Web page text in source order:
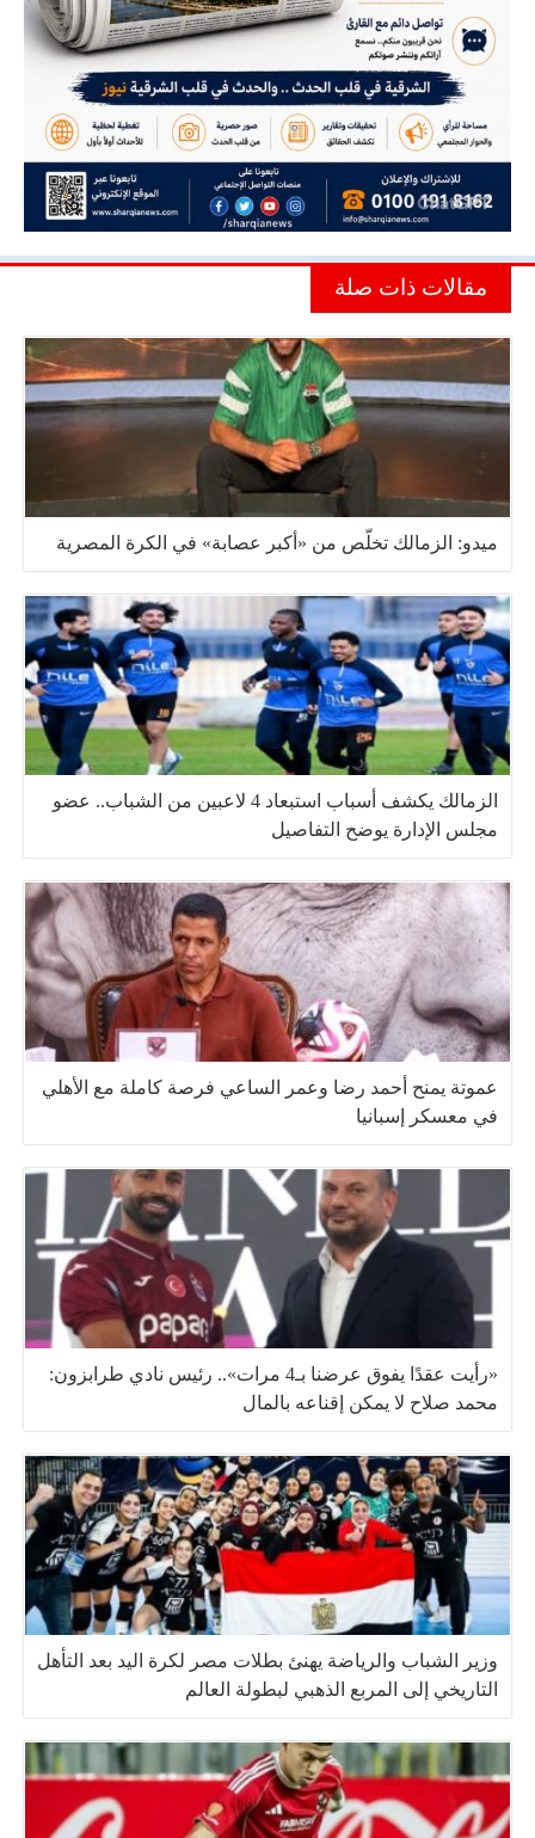
مقالات ذات صلة
ميدو: الزمالك تخلّص من «أكبر عصابة» في الكرة المصرية
الزمالك يكشف أسباب استبعاد 4 لاعبين من الشباب.. عضو
مجلس الإدارة يوضح التفاصيل
عموتة يمنح أحمد رضا وعمر الساعي فرصة كاملة مع الأهلي
في معسكر إسبانيا
«رأيت عقدًا يفوق عرضنا بـ4 مرات».. رئيس نادي طرابزون:
محمد صلاح لا يمكن إقناعه بالمال
وزير الشباب والرياضة يهنئ بطلات مصر لكرة اليد بعد التأهل
التاريخي إلى المربع الذهبي لبطولة العالم